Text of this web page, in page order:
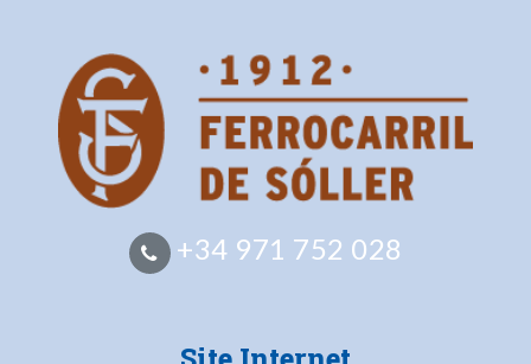
+34 971 752 028